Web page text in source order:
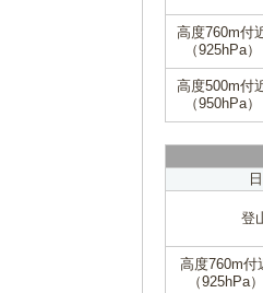
高度760m付
（925hPa）
高度500m付
（950hPa）
登
高度760m付
（925hPa）